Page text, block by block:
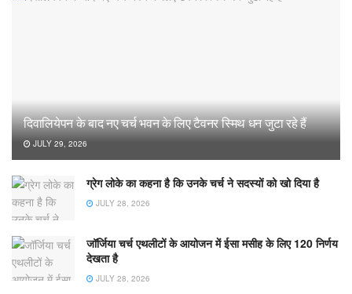
दिवालियेपन के बाद नए चर्च भवन के लिए टैवनर स्मिथ धन जुटा रहे हैं
JULY 29, 2026
ग्रेग लोके का कहना है कि उनके चर्च ने सदस्यों को खो दिया है
JULY 28, 2026
जॉर्जिया चर्च एथलीटों के आयोजन में ईसा मसीह के लिए 120 निर्णय
देखता है
JULY 28, 2026